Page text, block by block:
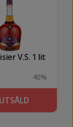
V.S. 1 lit
40%